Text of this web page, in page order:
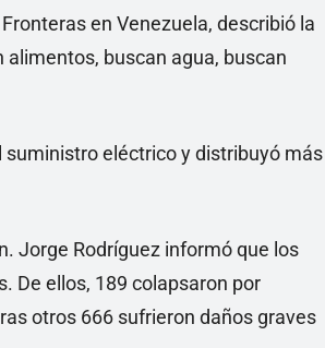
en Venezuela, describió la
buscan agua, buscan
suministro eléctrico y distribuyó más
Jorge Rodríguez informó que los
De ellos, 189 colapsaron por
otros 666 sufrieron daños graves